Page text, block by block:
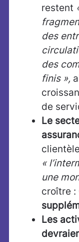
restent
des
des
finis »,
de
Le
«
une
croître :
Les